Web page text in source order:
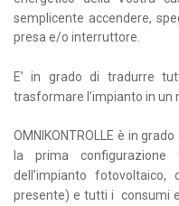
semplicente accendere,
presa e/o interruttore.
E’ in grado di tradurre
trasformare l’impianto in un
OMNIKONTROLLE è in
la prima
dell’impianto
presente) e tutti i consumi